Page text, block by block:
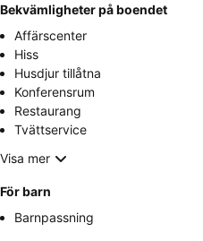
Bekvämligheter på boendet
Affärscenter
Hiss
Husdjur tillåtna
Konferensrum
Restaurang
Tvättservice
Visa mer
För barn
Barnpassning